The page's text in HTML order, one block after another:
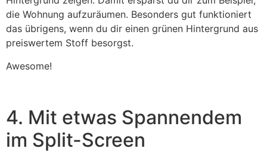
die Wohnung aufzuräumen. Besonders gut funktioniert
das übrigens, wenn du dir einen grünen Hintergrund aus
preiswertem Stoff besorgst.
Awesome!
4. Mit etwas Spannendem
im Split-Screen